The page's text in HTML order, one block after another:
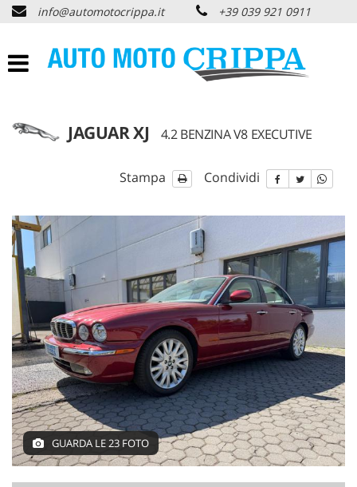
HOME
CHI SIAMO
ASSISTENZA
PNEUMATICI
CONTATTI
NEWS
AREA COMMERCIANTI
info@automotocrippa.it +39 039 921 0911
JAGUAR XJ 4.2 BENZINA V8 EXECUTIVE
Stampa Condividi
GUARDA LE 23 FOTO